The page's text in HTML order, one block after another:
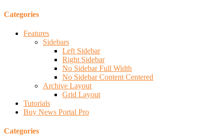
Categories
Features
Sidebars
Left Sidebar
Right Sidebar
No Sidebar Full Width
No Sidebar Content Centered
Archive Layout
Grid Layout
Tutorials
Buy News Portal Pro
Categories